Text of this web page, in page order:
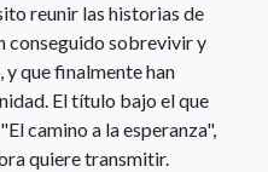
reunir las historias de
conseguido sobrevivir y
que finalmente han
El título bajo el que
camino a la esperanza",
quiere transmitir.